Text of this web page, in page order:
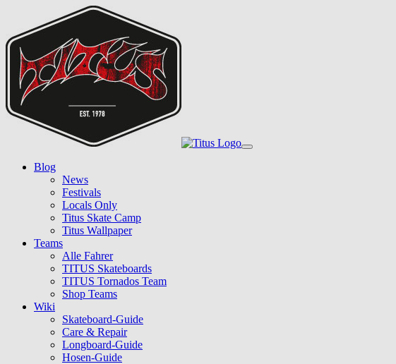
main
content
Toggle
Blog
News
Festivals
Locals Only
Titus Skate Camp
Titus Wallpaper
Teams
Alle Fahrer
TITUS Skateboards
TITUS Tornados Team
Shop Teams
Wiki
Skateboard-Guide
Care & Repair
Longboard-Guide
Hosen-Guide